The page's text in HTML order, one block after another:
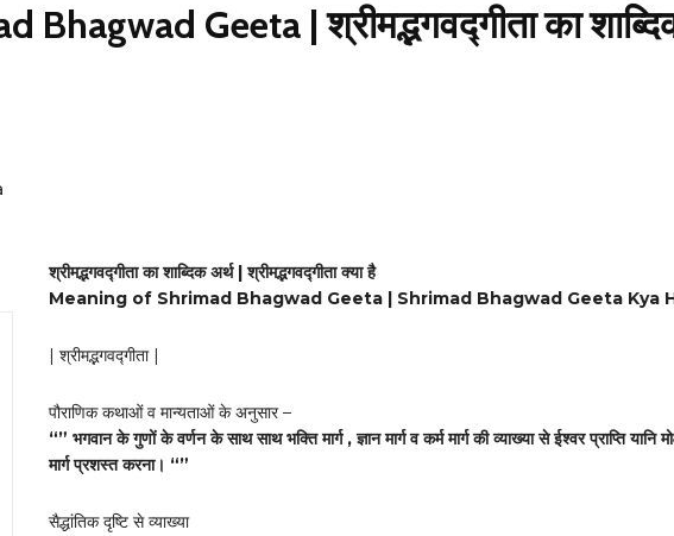
Geeta | श्रीमद्भगवद्गीता का
श्रीमद्भगवद्गीता का शाब्दिक अर्थ | श्रीमद्भगवद्गीता क्या है
Meaning of Shrimad Bhagwad Geeta | Shrimad Bhagwad Geeta Kya
| श्रीमद्भगवद्गीता |
पौराणिक कथाओं व मान्यताओं के अनुसार –
“” भगवान के गुणों के वर्णन के साथ साथ भक्ति मार्ग , ज्ञान मार्ग व कर्म मार्ग की व्याख्या से ईश्वर प्राप्ति यानि
मार्ग प्रशस्त करना। “”
सैद्धांतिक दृष्टि से व्याख्या